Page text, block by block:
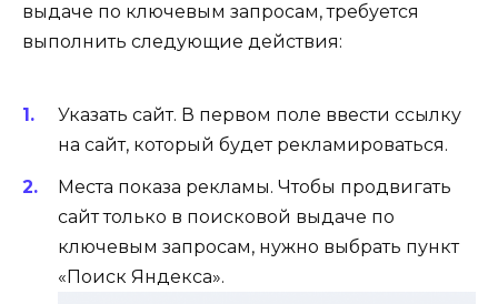
выдаче по ключевым запросам, требуется
выполнить следующие действия:
Указать сайт. В первом поле ввести ссылку
на сайт, который будет рекламироваться.
Места показа рекламы. Чтобы продвигать
сайт только в поисковой выдаче по
ключевым запросам, нужно выбрать пункт
«Поиск Яндекса».